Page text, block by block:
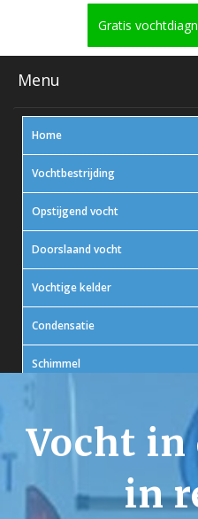
Gratis
Menu
Home
Vochtbestrijding
Opstijgend vocht
Doorslaand vocht
Vochtige kelder
Condensatie
Schimmel
Contact
Vocht in
in